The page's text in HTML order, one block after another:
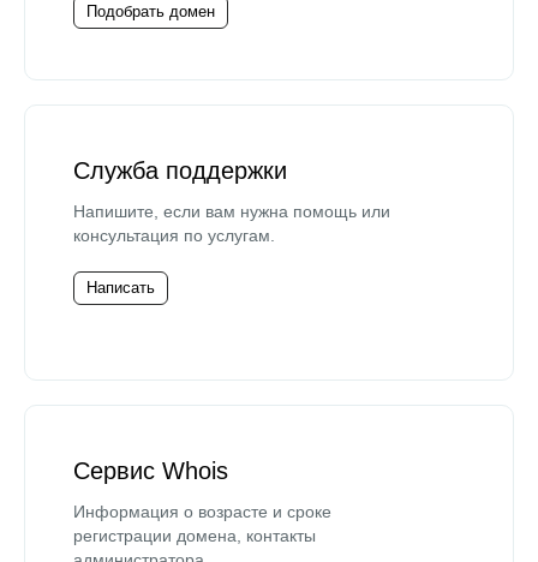
Подобрать домен
Служба поддержки
Напишите, если вам нужна помощь или
консультация по услугам.
Написать
Сервис Whois
Информация о возрасте и сроке
регистрации домена, контакты